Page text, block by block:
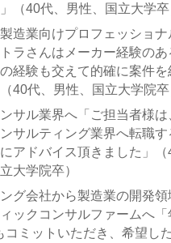
（40代、男性、国立大学卒
造業向けプロフェッショナ
ラさんはメーカー経験のあ
経験も交えて的確に案件を
40代、男性、国立大学院卒
サル業界へ「ご担当者様は
サルティング業界へ転職す
アドバイス頂きました」（
大学院卒）
グ会社から製造業の開発領
ックコンサルファームへ「
コミットいただき、希望し